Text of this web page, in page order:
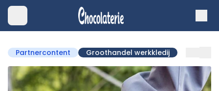
Partnercontent Groothandel werkkledij